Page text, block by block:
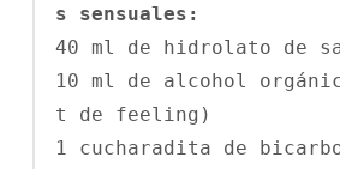
s sensuales:
40 ml de hidrolato de
10 ml de alcohol
t de feeling)
1 cucharadita de